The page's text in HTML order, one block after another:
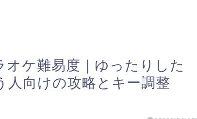
ケ難易度｜ゆったりした
人向けの攻略とキー調整